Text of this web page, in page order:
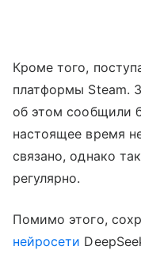
Кроме того,
платформы Steam.
об этом сообщили
настоящее время
связано, однако
регулярно.
Помимо этого,
нейросети